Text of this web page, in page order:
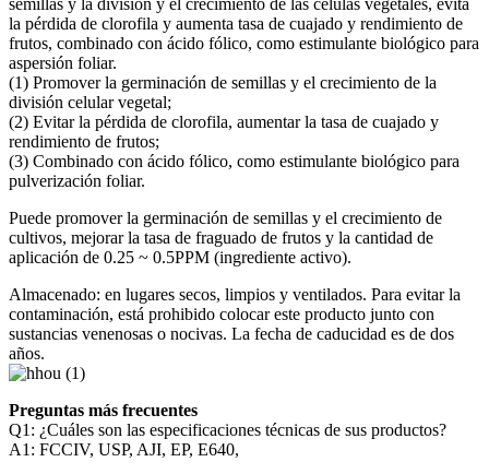
semillas y la división y el crecimiento de las células vegetales, evita
la pérdida de clorofila y aumenta tasa de cuajado y rendimiento de
frutos, combinado con ácido fólico, como estimulante biológico para
aspersión foliar.
(1) Promover la germinación de semillas y el crecimiento de la
división celular vegetal;
(2) Evitar la pérdida de clorofila, aumentar la tasa de cuajado y
rendimiento de frutos;
(3) Combinado con ácido fólico, como estimulante biológico para
pulverización foliar.
Puede promover la germinación de semillas y el crecimiento de
cultivos, mejorar la tasa de fraguado de frutos y la cantidad de
aplicación de 0.25 ~ 0.5PPM (ingrediente activo).
Almacenado: en lugares secos, limpios y ventilados. Para evitar la
contaminación, está prohibido colocar este producto junto con
sustancias venenosas o nocivas. La fecha de caducidad es de dos
años.
Preguntas más frecuentes
Q1: ¿Cuáles son las especificaciones técnicas de sus productos?
A1: FCCIV, USP, AJI, EP, E640,